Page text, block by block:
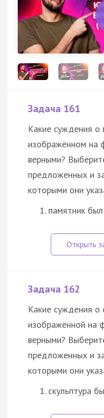
Задача 161
Какие суждения о
изображённом на
верными?
предложенных и
которыми они
памятник
Задача 162
Какие суждения о
изображённой на
верными?
предложенных и
которыми они
скульптура